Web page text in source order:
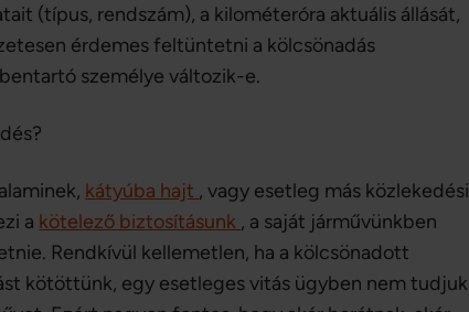
(típus, rendszám), a kilométeróra aktuális állását,
érdemes feltüntetni a kölcsönadás
személye változik-e.
kátyúba hajt , vagy esetleg más közlekedési
a kötelező biztosításunk , a saját járművünkben
Rendkívül kellemetlen, ha a kölcsönadott
kötöttünk, egy esetleges vitás ügyben nem tudjuk